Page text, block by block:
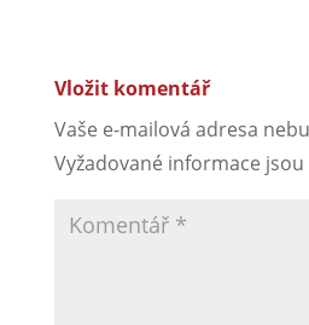
Vložit komentář
Vaše e-mailová adresa
Vyžadované informace jsou